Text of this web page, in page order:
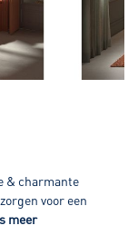
& charmante
voor een
meer